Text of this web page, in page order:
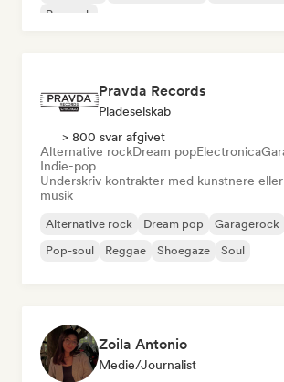
Poprock
Pravda Records
Pladeselskab
> 800 svar afgivet
Alternative rockDream popElectronica
Indie-pop
Underskriv kontrakter med kunstnere
musik
Alternative rock Dream pop Garagerock
Pop-soul
Reggae Shoegaze Soul
Zoila Antonio
Medie/journalist